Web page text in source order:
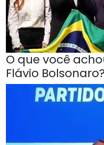
O que você
Flávio